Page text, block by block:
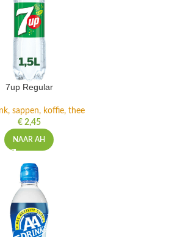
7up Regular
sappen, koffie, thee
€2,45
NAAR AH